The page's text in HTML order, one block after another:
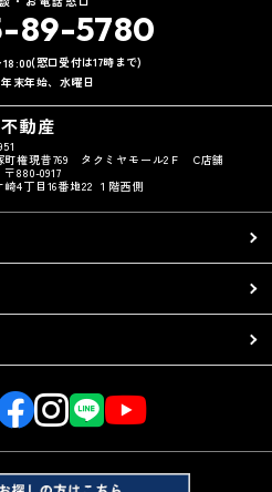
89-5780
18:00(窓口受付は17時まで)
末年始、水曜日
動産
町権現昔769 タクミヤモール2Ｆ C店舗
〒880-0917
4丁目16番地22 １階西側